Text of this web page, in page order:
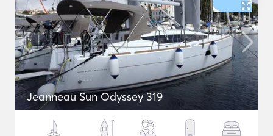
Jeanneau Sun Odyssey 319